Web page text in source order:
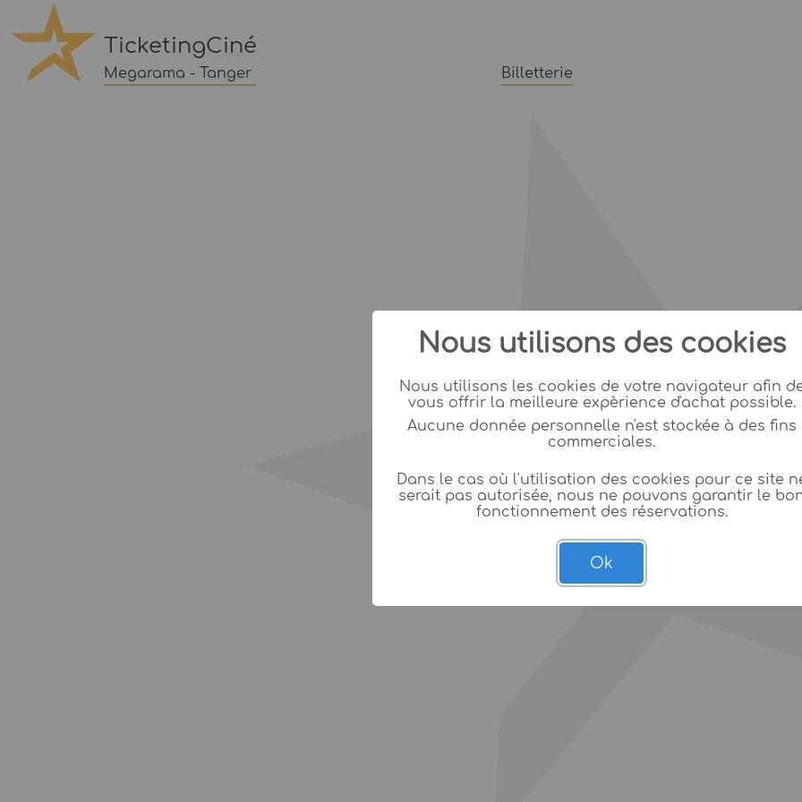
TicketingCiné
Megarama - Tanger Billetterie
Nous utilisons des cookies
Nous utilisons les cookies de votre navigateur afin
vous offrir la meilleure expèrience d'achat possible.
Aucune donnée personnelle n'est stockée à des fins
commerciales.
Dans le cas où l'utilisation des cookies pour ce site
serait pas autorisée, nous ne pouvons garantir le
fonctionnement des réservations.
Ok